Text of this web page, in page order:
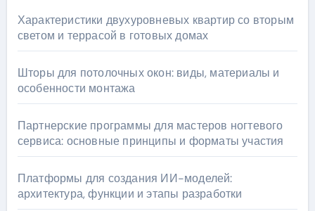
Характеристики двухуровневых квартир со вторым
светом и террасой в готовых домах
Шторы для потолочных окон: виды, материалы и
особенности монтажа
Партнерские программы для мастеров ногтевого
сервиса: основные принципы и форматы участия
Платформы для создания ИИ-моделей:
архитектура, функции и этапы разработки